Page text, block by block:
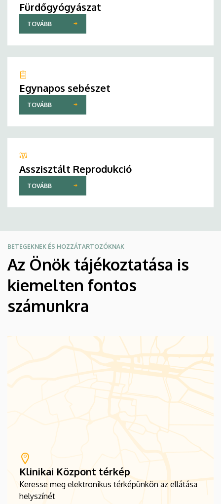
Fürdőgyógyászat
TOVÁBB
Egynapos sebészet
TOVÁBB
Asszisztált Reprodukció
TOVÁBB
BETEGEKNEK ÉS HOZZÁTARTOZÓKNAK
Az Önök tájékoztatása is
kiemelten fontos
számunkra
Klinikai Központ térkép
Keresse meg elektronikus térképünkön az ellátása
helyszínét